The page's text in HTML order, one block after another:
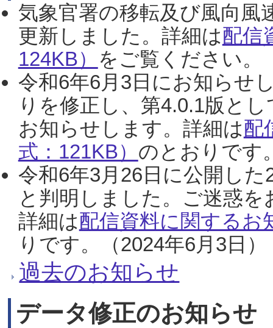
気象官署の移転及び風向風
更新しました。詳細は配信
124KB） をご覧ください。
令和6年6月3日にお知らせ
りを修正し、第4.0.1版と
お知らせします。詳細は配
式：121KB） のとおりです
令和6年3月26日に公開し
と判明しました。ご迷惑
詳細は配信資料に関するお
りです。（2024年6月3日）
過去のお知らせ
データ修正のお知らせ